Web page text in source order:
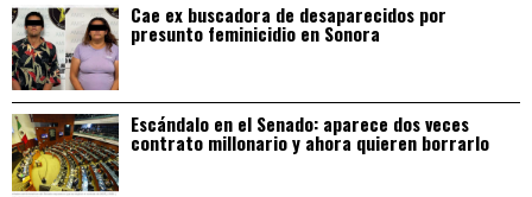
Cae ex buscadora de desaparecidos por
presunto feminicidio en Sonora
Escándalo en el Senado: aparece dos veces
contrato millonario y ahora quieren borrarlo